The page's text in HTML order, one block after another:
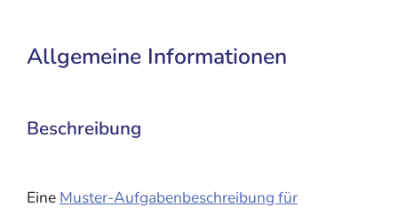
Allgemeine Informationen
Beschreibung
Eine Muster-Aufgabenbeschreibung für